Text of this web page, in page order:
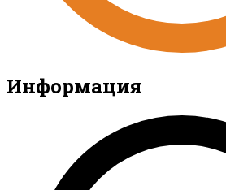
Информация